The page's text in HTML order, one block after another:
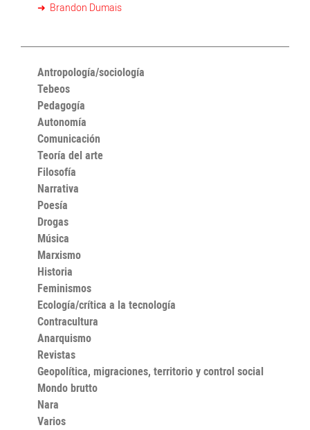
juguete de madera significa para las comunidades que
Brandon Dumais
Antropología/sociología
Tebeos
Pedagogía
Autonomía
Comunicación
Teoría del arte
Filosofía
Narrativa
Poesía
Drogas
Música
Marxismo
Historia
Feminismos
Ecología/crítica a la tecnología
Contracultura
Anarquismo
Revistas
Geopolítica, migraciones, territorio y control social
Mondo brutto
Nara
Varios